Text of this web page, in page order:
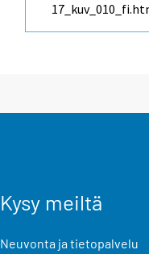
Kysy meiltä
Neuvonta ja tietopalvelu